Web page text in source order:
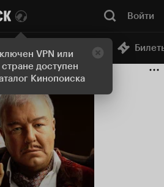
VPN или
доступен
Кинопоиска
Войти
Онлайн-кинотеатр